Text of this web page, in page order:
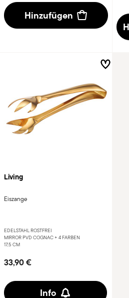
Hinzufügen
Living
Eiszange
EDELSTAHL ROSTFREI
MIRROR PVD COGNAC + 4 FARBEN
17,5 CM
33,90 €
Info